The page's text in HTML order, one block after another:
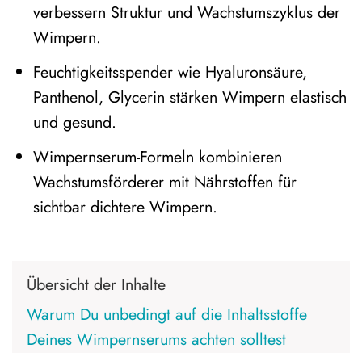
verbessern Struktur und Wachstumszyklus der
Wimpern.
Feuchtigkeitsspender wie Hyaluronsäure,
Panthenol, Glycerin stärken Wimpern elastisch
und gesund.
Wimpernserum-Formeln kombinieren
Wachstumsförderer mit Nährstoffen für
sichtbar dichtere Wimpern.
Übersicht der Inhalte
Warum Du unbedingt auf die Inhaltsstoffe
Deines Wimpernserums achten solltest